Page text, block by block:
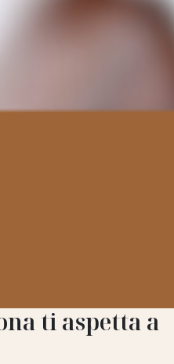
ti aspetta a